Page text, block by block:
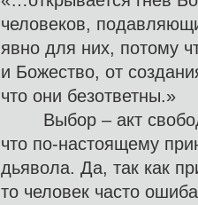
человеков,
явно для них, потому
и Божество, от
что они безответны.»
Выбор – акт
что по-настоящему
дьявола. Да, так как
то человек часто